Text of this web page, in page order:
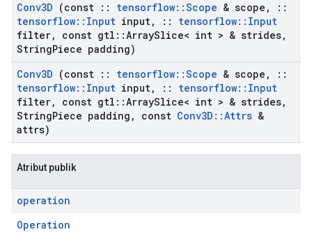
Conv3D (const :: tensorflow::Scope & scope ,
::
tensorflow:: Input input, :: tensorflow:: Input
filter, const gtl ::ArraySlice< int > & strides,
StringPiece padding)
Conv3D (const :: tensorflow::Scope & scope ,
::
tensorflow:: Input input, :: tensorflow:: Input
filter, const gtl ::ArraySlice< int > & strides,
StringPiece padding , const Conv3D ::Attrs &
attrs)
Atribut publik
operation
Operation